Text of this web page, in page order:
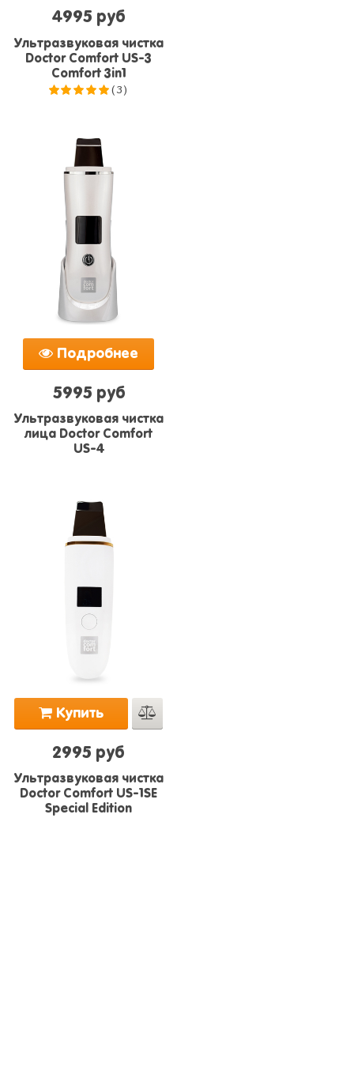
4995 руб
Ультразвуковая чистка
Doctor Comfort US-3
Comfort 3in1
(3)
Подробнее
5995 руб
Ультразвуковая чистка
лица Doctor Comfort
US-4
Купить
2995 руб
Ультразвуковая чистка
Doctor Comfort US-1SE
Special Edition